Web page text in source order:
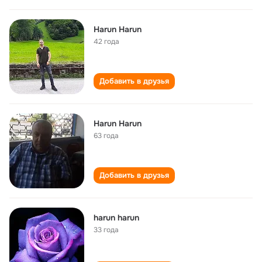
Harun Harun
42 года
Добавить в друзья
Harun Harun
63 года
Добавить в друзья
harun harun
33 года